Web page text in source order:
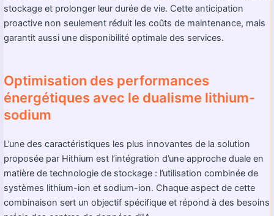
stockage et prolonger leur durée de vie. Cette anticipation
proactive non seulement réduit les coûts de maintenance, mais
garantit aussi une disponibilité optimale des services.
Optimisation des performances
énergétiques avec le dualisme lithium-
sodium
L’une des caractéristiques les plus innovantes de la solution
proposée par Hithium est l’intégration d’une approche duale en
matière de technologie de stockage : l’utilisation combinée de
systèmes lithium-ion et sodium-ion. Chaque aspect de cette
combinaison sert un objectif spécifique et répond à des besoins